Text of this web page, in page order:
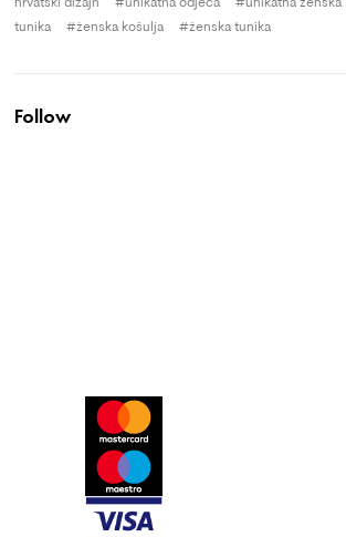
tunika
ženska košulja ženska tunika
Follow